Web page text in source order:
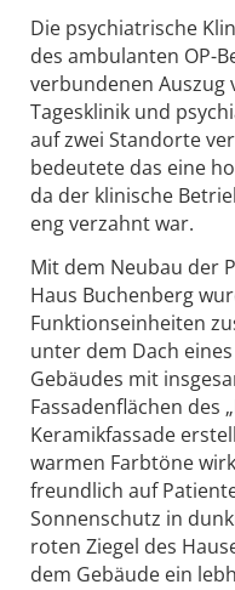
Die psychiatrische
des ambulanten OP-
verbundenen Auszug
Tagesklinik und
auf zwei Standorte
bedeutete das eine
da der klinische
eng verzahnt war.
Mit dem Neubau der
Haus Buchenberg
Funktionseinheiten
unter dem Dach
Gebäudes mit
Fassadenflächen des
Keramikfassade
warmen Farbtöne
freundlich auf
Sonnenschutz in
roten Ziegel des
dem Gebäude ein